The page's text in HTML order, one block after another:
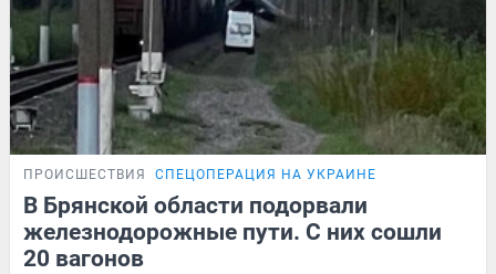
ПРОИСШЕСТВИЯ СПЕЦОПЕРАЦИЯ НА УКРАИНЕ
В Брянской области подорвали
железнодорожные пути. С них сошли
20 вагонов